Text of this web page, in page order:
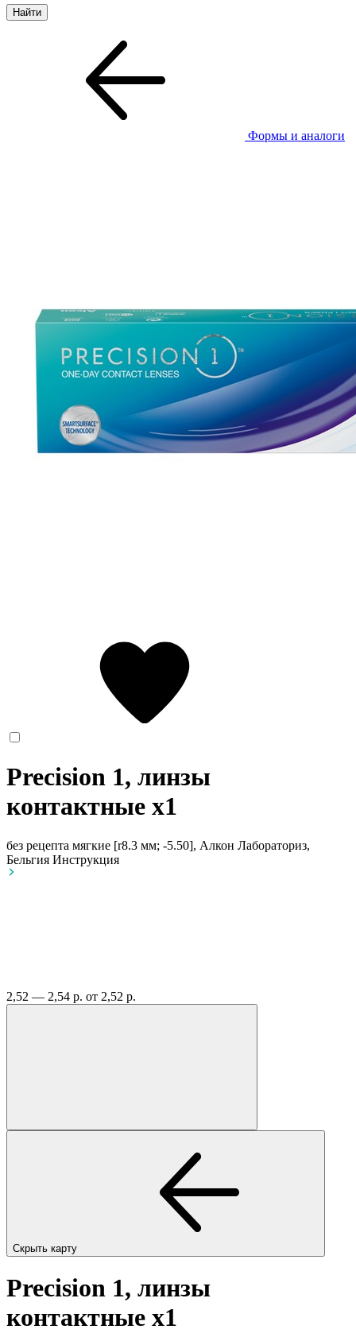
Формы и аналоги
Precision 1, линзы
контактные x1
без рецепта мягкие [r8.3 мм; -5.50], Алкон Лабораториз,
Бельгия Инструкция
2,52 — 2,54 р. от 2,52 р.
Скрыть карту
Precision 1, линзы
контактные x1